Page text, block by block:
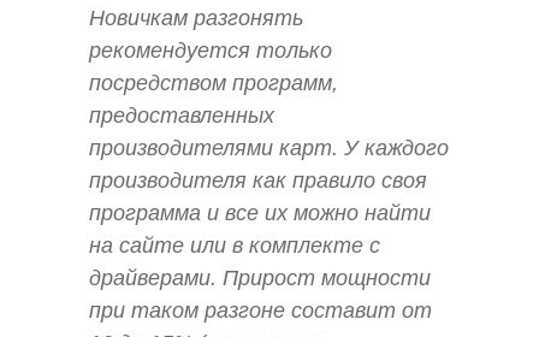
Новичкам разгонять
рекомендуется только
посредством программ,
предоставленных
производителями карт. У каждого
производителя как правило своя
программа и все их можно найти
на сайте или в комплекте с
драйверами. Прирост мощности
при таком разгоне составит от